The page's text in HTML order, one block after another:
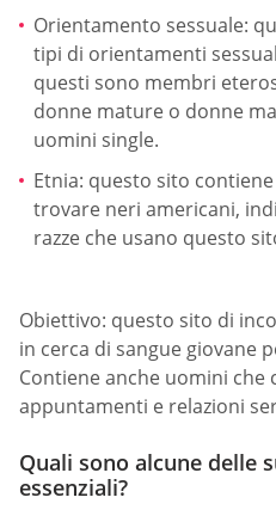
Orientamento sessuale:
tipi di orientamenti
questi sono membri
donne mature o donne
uomini single.
Etnia: questo sito
trovare neri americani,
razze che usano questo
Obiettivo: questo sito di
in cerca di sangue giovane
Contiene anche uomini che
appuntamenti e relazioni
Quali sono alcune delle
essenziali?